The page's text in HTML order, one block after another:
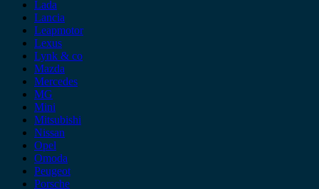
Lada
Lancia
Leapmotor
Lexus
Lynk & co
Mazda
Mercedes
MG
Mini
Mitsubishi
Nissan
Opel
Omoda
Peugeot
Porsche